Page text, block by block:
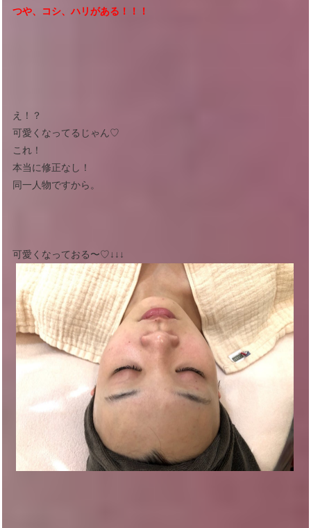
つや、コシ、ハリがある！！！
え！？
可愛くなってるじゃん♡
これ！
本当に修正なし！
同一人物ですから。
可愛くなっておる〜♡↓↓↓